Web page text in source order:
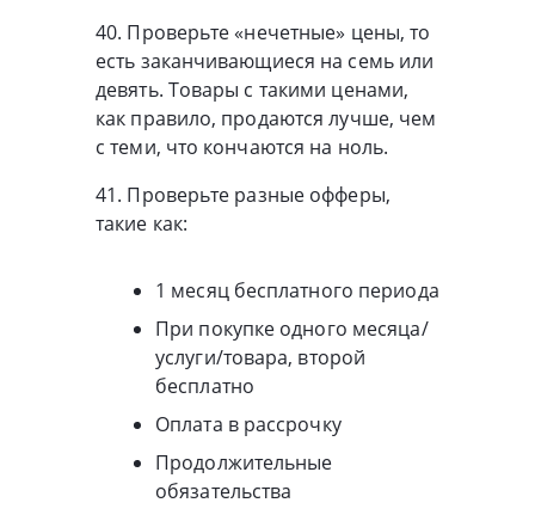
40. Проверьте «нечетные» цены, то
есть заканчивающиеся на семь или
девять. Товары с такими ценами,
как правило, продаются лучше, чем
с теми, что кончаются на ноль.
41. Проверьте разные офферы,
такие как:
1 месяц бесплатного периода
При покупке одного месяца/
услуги/товара, второй
бесплатно
Оплата в рассрочку
Продолжительные
обязательства